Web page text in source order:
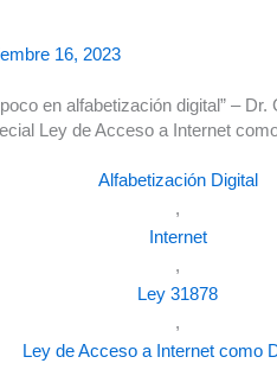
16, 2023
en alfabetización digital” –
Ley de Acceso a Internet
Alfabetización Digital
,
Internet
,
Ley 31878
,
Ley de Acceso a Internet como